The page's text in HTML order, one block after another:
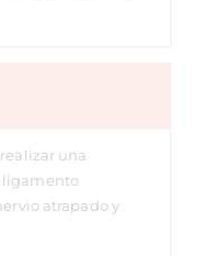
una
ligamento
atrapado y